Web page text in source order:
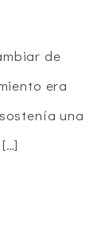
de
era
una